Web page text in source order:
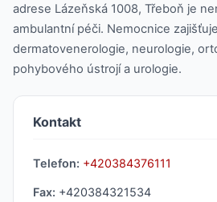
adrese Lázeňská 1008, Třeboň je
ambulantní péči. Nemocnice
dermatovenerologie, neurologie,
pohybového ústrojí a urologie.
Kontakt
Telefon: +420384376111
Fax: +420384321534